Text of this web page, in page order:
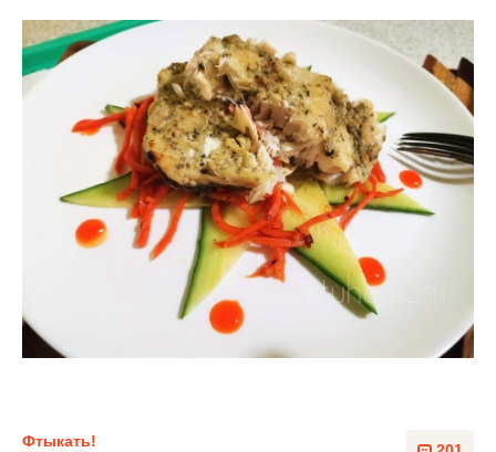
Фтыкать!